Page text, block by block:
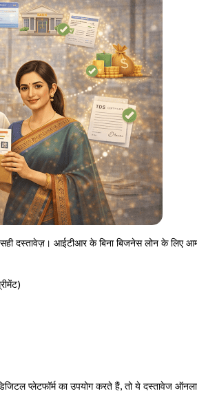
दस्तावेज़। आईटीआर के बिना बिजनेस लोन के लिए
प्लेटफॉर्म का उपयोग करते हैं, तो ये दस्तावेज